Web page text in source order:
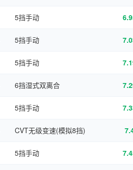
5挡手动
5挡手动
5挡手动
6挡湿式双离合
5挡手动
CVT无级变速(模拟8挡)
5挡手动